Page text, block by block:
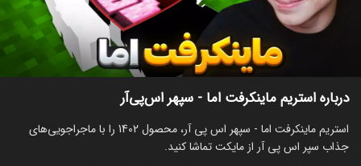
استریم
قسمت‌ها سریال‌های مشابه
درباره استریم ماینکرفت اما - سپهر اس‌پی‌آر
استریم ماینکرفت اما - سپهر اس پی آر، محصول 1402 را با ماجراجویی‌های
جذاب سپر اس پی آر از مایکت تماشا کنید.